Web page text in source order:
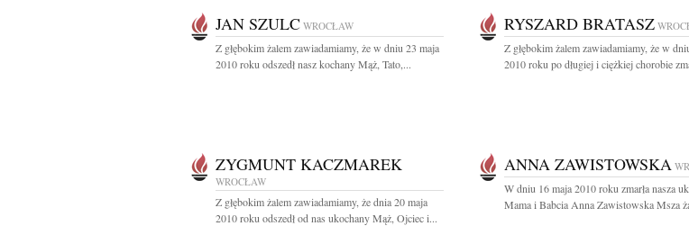
JAN SZULC WROCŁAW
Z głębokim żalem zawiadamiamy, że w dniu 23 maja
2010 roku odszedł nasz kochany Mąż, Tato,...
RYSZARD BRATASZ
Z głębokim żalem zawiadamiamy, że w
2010 roku po długiej i ciężkiej chorobie
ZYGMUNT KACZMAREK
WROCŁAW
Z głębokim żalem zawiadamiamy, że dnia 20 maja
2010 roku odszedł od nas ukochany Mąż, Ojciec i...
ANNA ZAWISTOWSKA
W dniu 16 maja 2010 roku zmarła nasza
Mama i Babcia Anna Zawistowska Msza